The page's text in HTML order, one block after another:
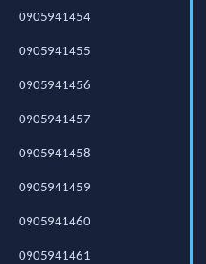
0905941454
0905941455
0905941456
0905941457
0905941458
0905941459
0905941460
0905941461